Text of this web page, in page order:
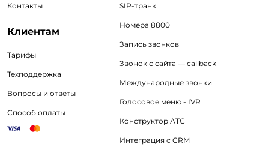
Контакты
Клиентам
Тарифы
Техподдержка
Вопросы и ответы
Способ оплаты
SIP-транк
Номера 8800
Запись звонков
Звонок с сайта — callback
Международные звонки
Голосовое меню - IVR
Конструктор АТС
Интеграция с CRM